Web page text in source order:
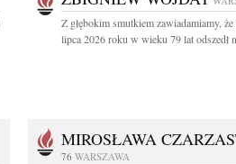
Z głębokim smutkiem zawiadamiamy,
lipca 2026 roku w wieku 79 lat odszedł
MIROSŁAWA
76 WARSZAWA